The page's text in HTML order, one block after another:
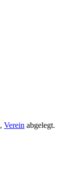
, Verein abgelegt.